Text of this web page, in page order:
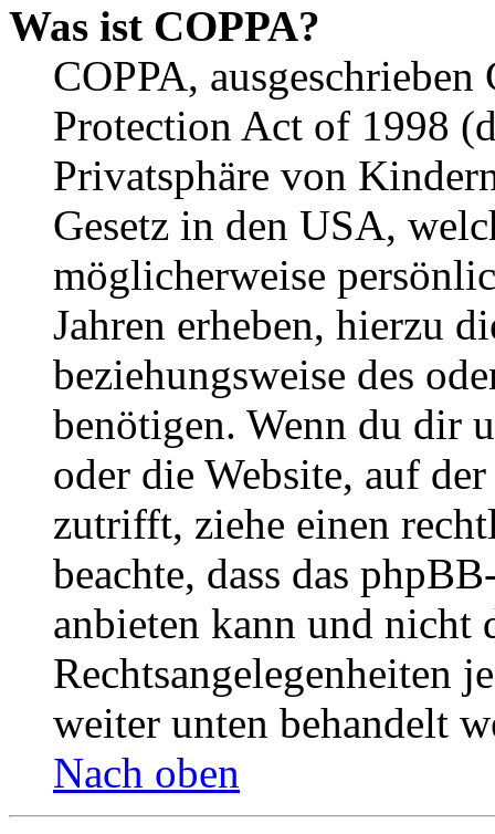
Was ist COPPA?
COPPA,
Protection Act of 1998
Privatsphäre von
Gesetz in den USA,
möglicherweise
Jahren erheben, hierzu
beziehungsweise des
benötigen. Wenn du dir
oder die Website, auf
zutrifft, ziehe einen
beachte, dass das
anbieten kann und nicht
Rechtsangelegenheiten
weiter unten behandelt
Nach oben